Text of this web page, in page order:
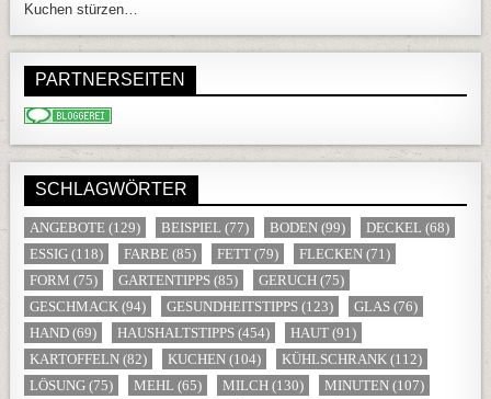
Kuchen stürzen…
PARTNERSEITEN
SCHLAGWÖRTER
ANGEBOTE (129) BEISPIEL (77) BODEN (99) DECKEL (68)
ESSIG (118) FARBE (85) FETT (79) FLECKEN (71)
FORM (75) GARTENTIPPS (85) GERUCH (75)
GESCHMACK (94) GESUNDHEITSTIPPS (123) GLAS (76)
HAND (69) HAUSHALTSTIPPS (454) HAUT (91)
KARTOFFELN (82) KUCHEN (104) KÜHLSCHRANK (112)
LÖSUNG (75) MEHL (65) MILCH (130) MINUTEN (107)